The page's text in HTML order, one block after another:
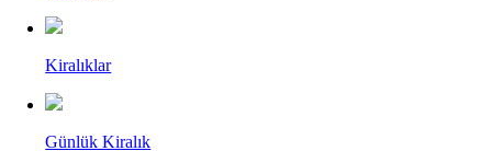
Kiralıklar
Günlük Kiralık